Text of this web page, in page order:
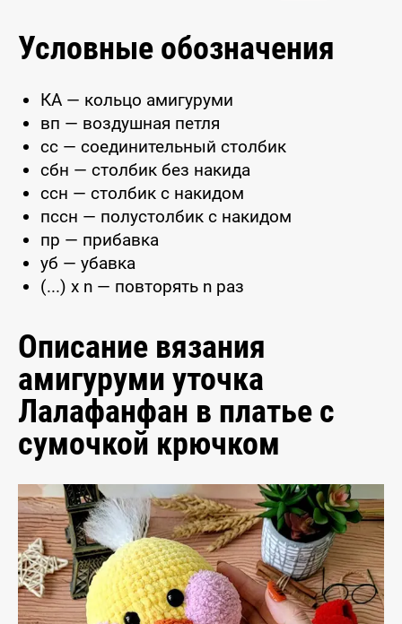
Условные обозначения
КА — кольцо амигуруми
вп — воздушная петля
сс — соединительный столбик
сбн — столбик без накида
ссн — столбик с накидом
пссн — полустолбик с накидом
пр — прибавка
уб — убавка
(...) x n — повторять n раз
Описание вязания
амигуруми уточка
Лалафанфан в платье с
сумочкой крючком